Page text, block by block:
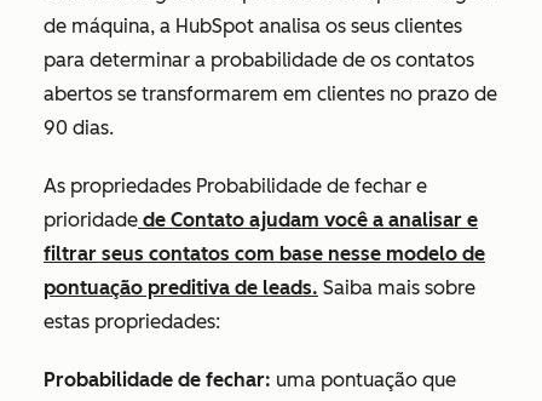
de máquina, a HubSpot analisa os seus clientes
para determinar a probabilidade de os contatos
abertos se transformarem em clientes no prazo de
90 dias.
As propriedades Probabilidade de fechar e
prioridade de Contato ajudam você a analisar e
filtrar seus contatos com base nesse modelo de
pontuação preditiva de leads. Saiba mais sobre
estas propriedades:
Probabilidade de fechar: uma pontuação que